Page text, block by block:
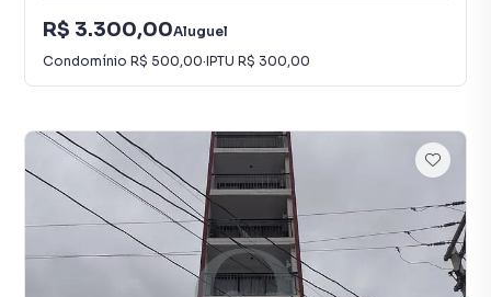
R$ 3.300,00Aluguel
Condomínio R$ 500,00·IPTU R$ 300,00